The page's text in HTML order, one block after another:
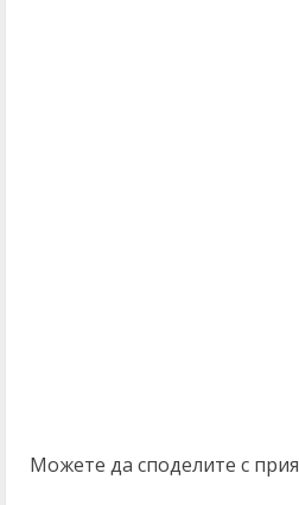
Можете да споделите с